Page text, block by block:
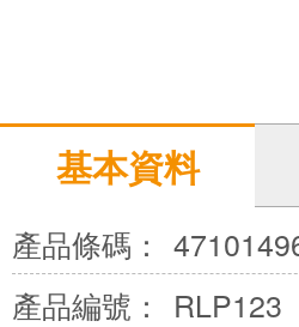
基本資料
產品條碼：
產品編號：
RLP123